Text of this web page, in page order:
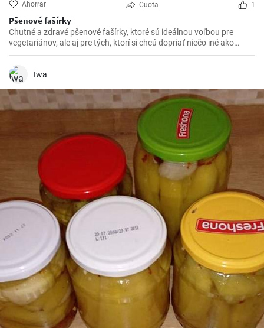
Ahorrar Cuota 1
Pšenové fašírky
Chutné a zdravé pšenové fašírky, ktoré sú ideálnou voľbou pre
vegetariánov, ale aj pre tých, ktorí si chcú dopriať niečo iné ako
klasické mäsové fašírky.
Iwa